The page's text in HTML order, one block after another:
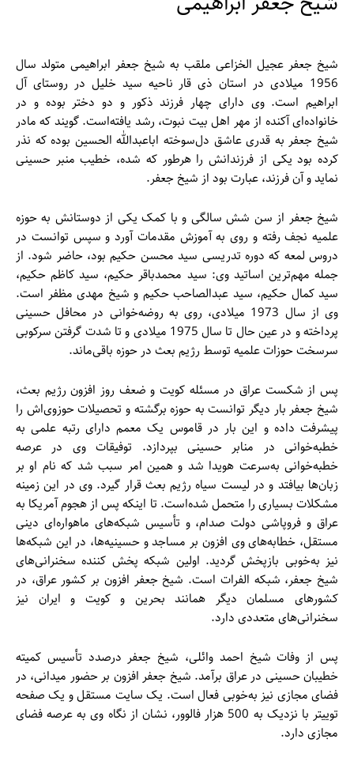
شیخ جعفر عجیل الخزاعی ملقب به شیخ جعفر ابراهیمی متولد سال
1956 میلادی در استان ذی قار ناحیه سید خلیل در روستای آل
ابراهیم است. وی دارای چهار فرزند ذکور و دو دختر بوده و در
خانواده‌ای آکنده از مهر اهل بیت نبوت، رشد یافته‌است. گویند که ماد‌ر
شیخ جعفر به قدری عاشق دل‌سوخته اباعبدالله الحسین بوده که نذر
کرده بود یکی از فرزندانش را هرطور که شده، خطیب منبر حسینی
نماید و آن فرزند، عبارت بود از شیخ جعفر.
شیخ جعفر از سن شش سالگی و با کمک یکی از دوستانش به حوزه
علمیه نجف رفته و روی به آموزش مقدمات آورد و سپس توانست در
دروس لمعه که دوره تدریسی سید محسن حکیم بود، حاضر شود. از
جمله مهم‌ترین اساتید وی: سید محمدباقر حکیم، سید کاظم حکیم،
سید کمال حکیم، سید عبدالصاحب حکیم و شیخ مهدی مظفر است.
وی از سال 1973 میلادی، روی به روضه‌خوانی در محافل حسینی
پرداخته و در عین حال تا سال 1975 میلادی و تا شدت گرفتن سرکوبی
سرسخت حوزات علمیه توسط رژیم بعث در حوزه باقی‌ماند.
پس از شکست عراق در مسئله کویت و ضعف روز افزون رژیم بعث،
شیخ جعفر بار دیگر توانست به حوزه برگشته و تحصیلات حوزوی‌اش را
پیشرفت داده و این بار در قاموس یک معمم دارای رتبه علمی به
خطبه‌خوانی در منابر حسینی بپردازد. توفیقات وی در عرصه
خطبه‌خوانی به‌سرعت هویدا شد و همین امر سبب شد که نام او بر
زبان‌ها بیافتد و در لیست سیاه رژیم بعث قرار گیرد. وی در این زمینه
مشکلات بسیاری را متحمل شده‌است. تا اینکه پس از هجوم آمریکا به
عراق و فروپاشی دولت صدام، و تأسیس شبکه‌های ماهواره‌ای دینی
مستقل، خطابه‌های وی افزون بر مساجد و حسینیه‌ها، در این شبکه‌ها
نیز به‌خوبی بازپخش گردید. اولین شبکه پخش کننده سخنرانی‌های
شیخ جعفر، شبکه الفرات است. شیخ جعفر افزون بر کشور عراق، در
کشورهای مسلمان دیگر همانند بحرین و کویت و ایران نیز
سخنرانی‌های متعددی دارد.
پس از وفات شیخ احمد وائلی، شیخ جعفر درصدد تأسیس کمیته
خطیبان حسینی در عراق برآمد. شیخ جعفر افزون بر حضور میدانی، در
فضای مجازی نیز به‌خوبی فعال است. یک سایت مستقل و یک صفحه
توییتر با نزدیک به 500 هزار فالوور، نشان از نگاه وی به عرصه فضای
مجازی دارد.